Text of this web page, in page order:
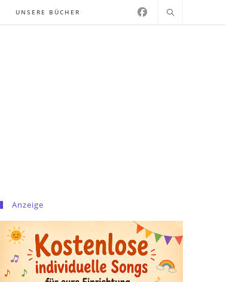
UNSERE BÜCHER
Anzeige